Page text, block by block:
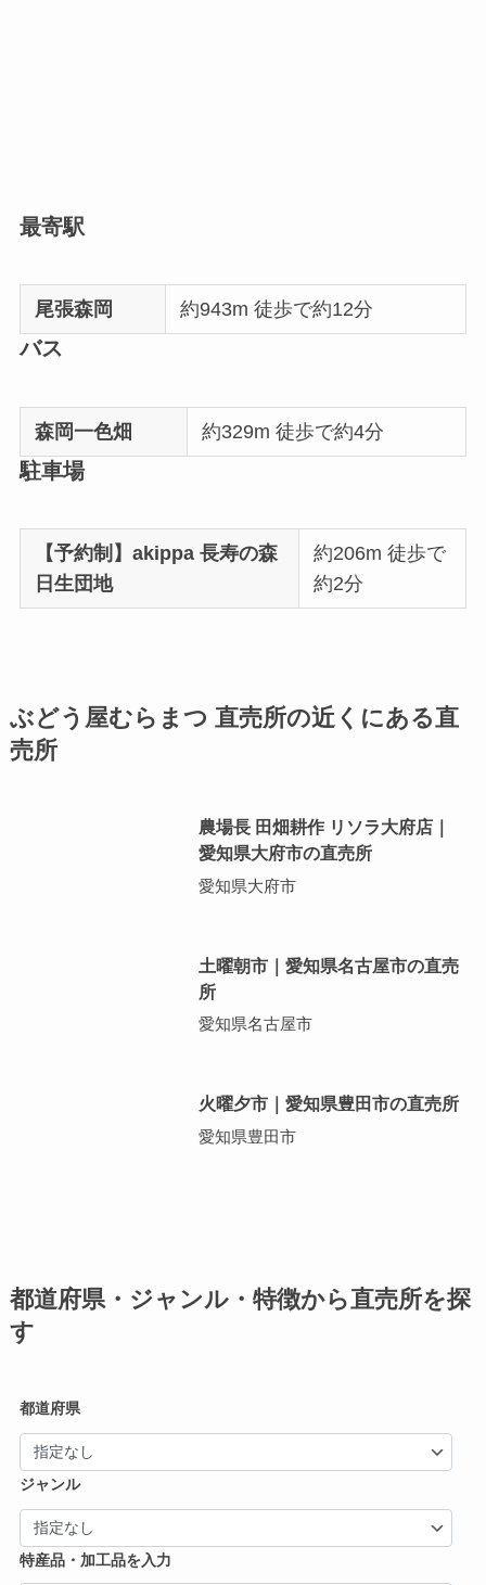
最寄駅
尾張森岡 約943m 徒歩で約12分
バス
森岡一色畑 約329m 徒歩で約4分
駐車場
【予約制】akippa 長寿の森
日生団地
約206m 徒歩で
約2分
ぶどう屋むらまつ 直売所の近くにある直
売所
農場長 田畑耕作 リソラ大府店｜
愛知県大府市の直売所
愛知県大府市
土曜朝市｜愛知県名古屋市の直売
所
愛知県名古屋市
火曜夕市｜愛知県豊田市の直売所
愛知県豊田市
都道府県・ジャンル・特徴から直売所を探
す
都道府県
ジャンル
特産品・加工品を入力